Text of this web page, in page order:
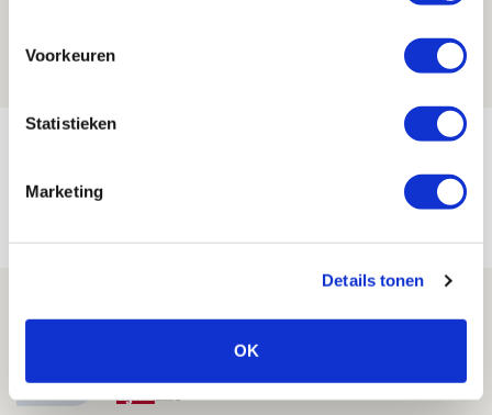
Voorkeuren
Statistieken
Marketing
Details tonen
OK
08 AUGUSTUS 2026 - 12:32
Míchels elf: met welke formatie begin